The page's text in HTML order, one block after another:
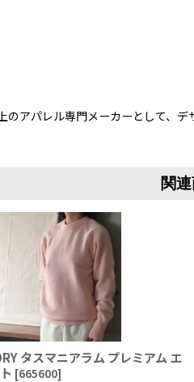
アパレル専門メーカーとして、
関
タスマニアラム プレミアム エ
[665600]